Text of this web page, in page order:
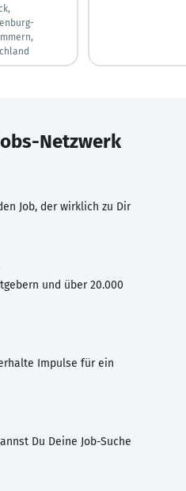
Netzwerk
Job, der wirklich zu Dir
und über 20.000
Impulse für ein
Du Deine Job-Suche